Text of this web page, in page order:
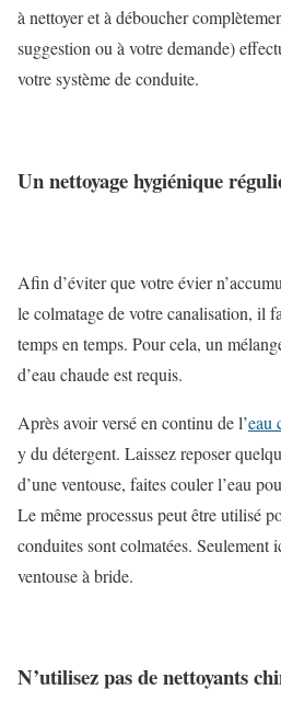
à nettoyer et à déboucher
suggestion ou à votre demande)
votre système de conduite.
Un nettoyage hygiénique
Afin d’éviter que votre évier
le colmatage de votre canalisation, il
temps en temps. Pour cela, un
d’eau chaude est requis.
Après avoir versé en continu de l’eau
y du détergent. Laissez reposer
d’une ventouse, faites couler l’eau
Le même processus peut être utilisé
conduites sont colmatées.
ventouse à bride.
N’utilisez pas de nettoyants